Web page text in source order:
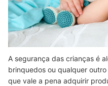
A segurança das crianças é
brinquedos ou qualquer
que vale a pena adquirir